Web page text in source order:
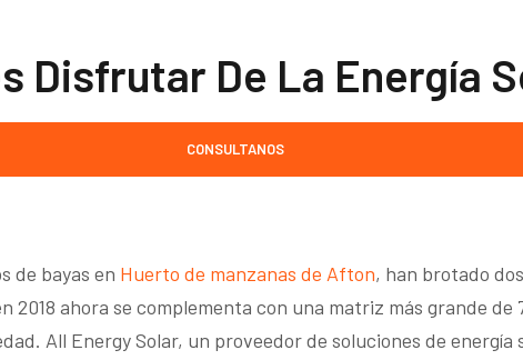
Disfrutar De La Energía
CONSULTANOS
de bayas en Huerto de manzanas de Afton, han brotado
2018 ahora se complementa con una matriz más grande de
All Energy Solar, un proveedor de soluciones de energía